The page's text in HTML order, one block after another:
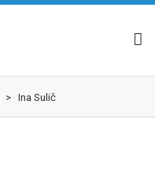
> Ina Sulič